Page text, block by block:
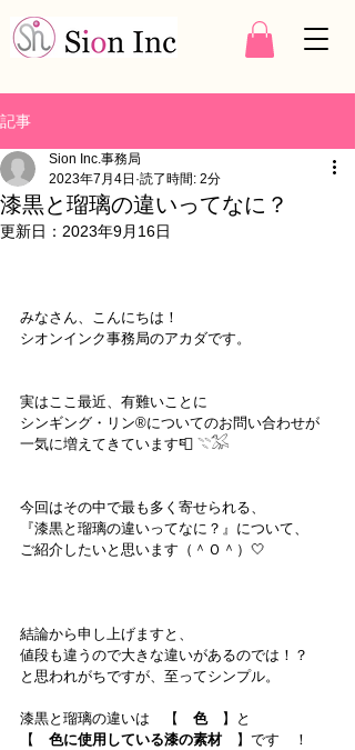
記事
漆黒と瑠璃の違いってなに？
Sion Inc.事務局
2023年7月4日 読了時間: 2分
更新日： 2023年9月16日
みなさん、こんにちは！
シオンインク事務局のアカダです。
実はここ最近、有難いことに
シンギング・リン®︎についてのお問い合わせが
一気に増えてきています📮 𓇢𓅮
今回はその中で最も多く寄せられる、
『漆黒と瑠璃の違いってなに？』について、
ご紹介したいと思います（＾Ｏ＾）🤍
結論から申し上げますと、
値段も違うので大きな違いがあるのでは！？
と思われがちですが、至ってシンプル。
漆黒と瑠璃の違いは　【 色 】と
【 色に使用している漆の素材 】です　！